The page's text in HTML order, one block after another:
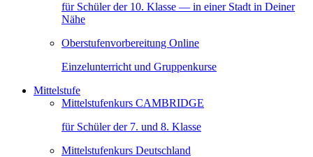
für Schüler der 10. Klasse — in einer Stadt in Deiner
Nähe
Oberstufenvorbereitung Online
Einzelunterricht und Gruppenkurse
Mittelstufe
Mittelstufenkurs CAMBRIDGE
für Schüler der 7. und 8. Klasse
Mittelstufenkurs Deutschland